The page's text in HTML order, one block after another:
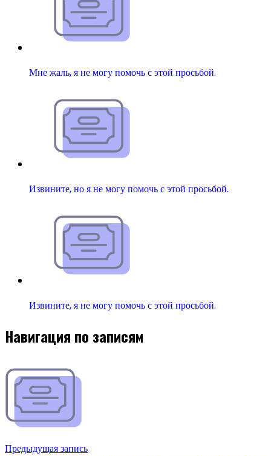
Мне жаль, я не могу помочь с этой просьбой.
Извините, но я не могу помочь с этой просьбой.
Извините, я не могу помочь с этой просьбой.
Навигация по записям
Предыдущая запись